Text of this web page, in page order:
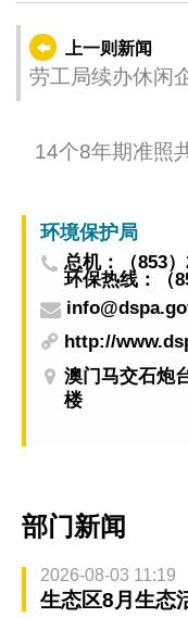
上一则新闻
劳工局续办休闲
14个8年期准照
环境保护局
总机：（853
环保热线：（
http://
澳门马交石炮
楼
部门新闻
2026-08-03 11:19
生态区8月生态